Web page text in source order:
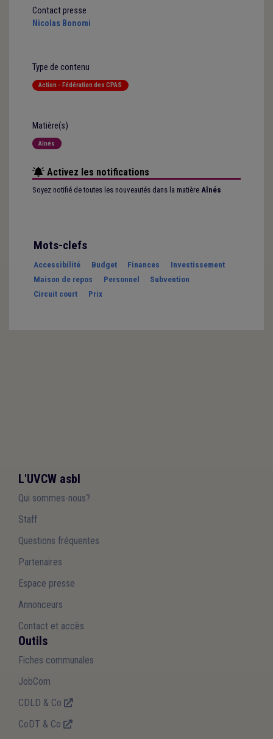
Contact presse
Nicolas Bonomi
Type de contenu
Action - Fédération des CPAS
Matière(s)
Aînés
Activez les notifications
Soyez notifié de toutes les nouveautés dans la matière Aînés
Mots-clefs
Accessibilité Budget Finances
Investissement
Maison de repos
Personnel
Subvention
Circuit court
Prix
L'UVCW asbl
Qui sommes-nous?
Staff
Questions fréquentes
Partenaires
Espace presse
Annonceurs
Contact et accès
Outils
Fiches communales
JobCom
CDLD & Co
CoDT & Co